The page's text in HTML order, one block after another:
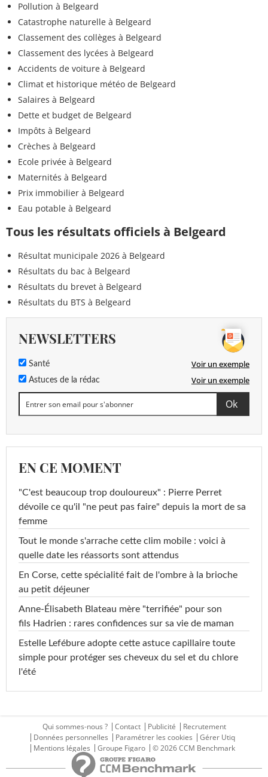
Pollution à Belgeard
Catastrophe naturelle à Belgeard
Classement des collèges à Belgeard
Classement des lycées à Belgeard
Accidents de voiture à Belgeard
Climat et historique météo de Belgeard
Salaires à Belgeard
Dette et budget de Belgeard
Impôts à Belgeard
Crèches à Belgeard
Ecole privée à Belgeard
Maternités à Belgeard
Prix immobilier à Belgeard
Eau potable à Belgeard
Tous les résultats officiels à Belgeard
Résultat municipale 2026 à Belgeard
Résultats du bac à Belgeard
Résultats du brevet à Belgeard
Résultats du BTS à Belgeard
NEWSLETTERS
Santé Voir un exemple
Astuces de la rédac Voir un exemple
EN CE MOMENT
"C'est beaucoup trop douloureux" : Pierre Perret
dévoile ce qu'il "ne peut pas faire" depuis la mort de sa
femme
Tout le monde s'arrache cette clim mobile : voici à
quelle date les réassorts sont attendus
En Corse, cette spécialité fait de l'ombre à la brioche
au petit déjeuner
Anne-Élisabeth Blateau mère "terrifiée" pour son
fils Hadrien : rares confidences sur sa vie de maman
Estelle Lefébure adopte cette astuce capillaire toute
simple pour protéger ses cheveux du sel et du chlore
l'été
Qui sommes-nous ? Contact Publicité
Recrutement
Données personnelles
Paramétrer les cookies
Gérer Utiq
Mentions légales
Groupe Figaro © 2026 CCM Benchmark